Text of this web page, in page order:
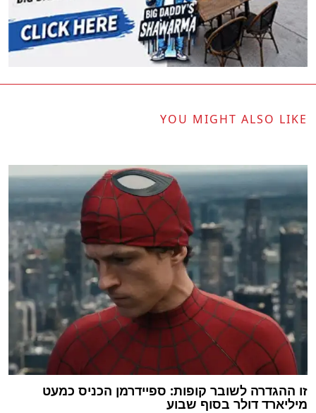
YOU MIGHT ALSO LIKE
זו ההגדרה לשובר קופות: ספיידרמן הכניס כמעט
מיליארד דולר בסוף שבוע